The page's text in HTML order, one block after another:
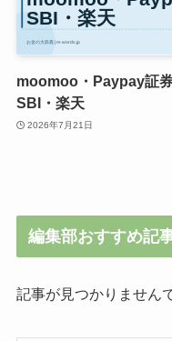
moomoo・Paypay証券
SBI・楽天
2026年7月21日
編集部おすすめ記
記事が見つかりません